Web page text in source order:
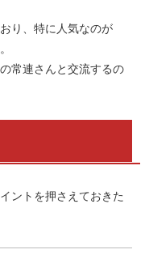
り、特に人気なのが
常連さんと交流するの
ントを押さえておきた